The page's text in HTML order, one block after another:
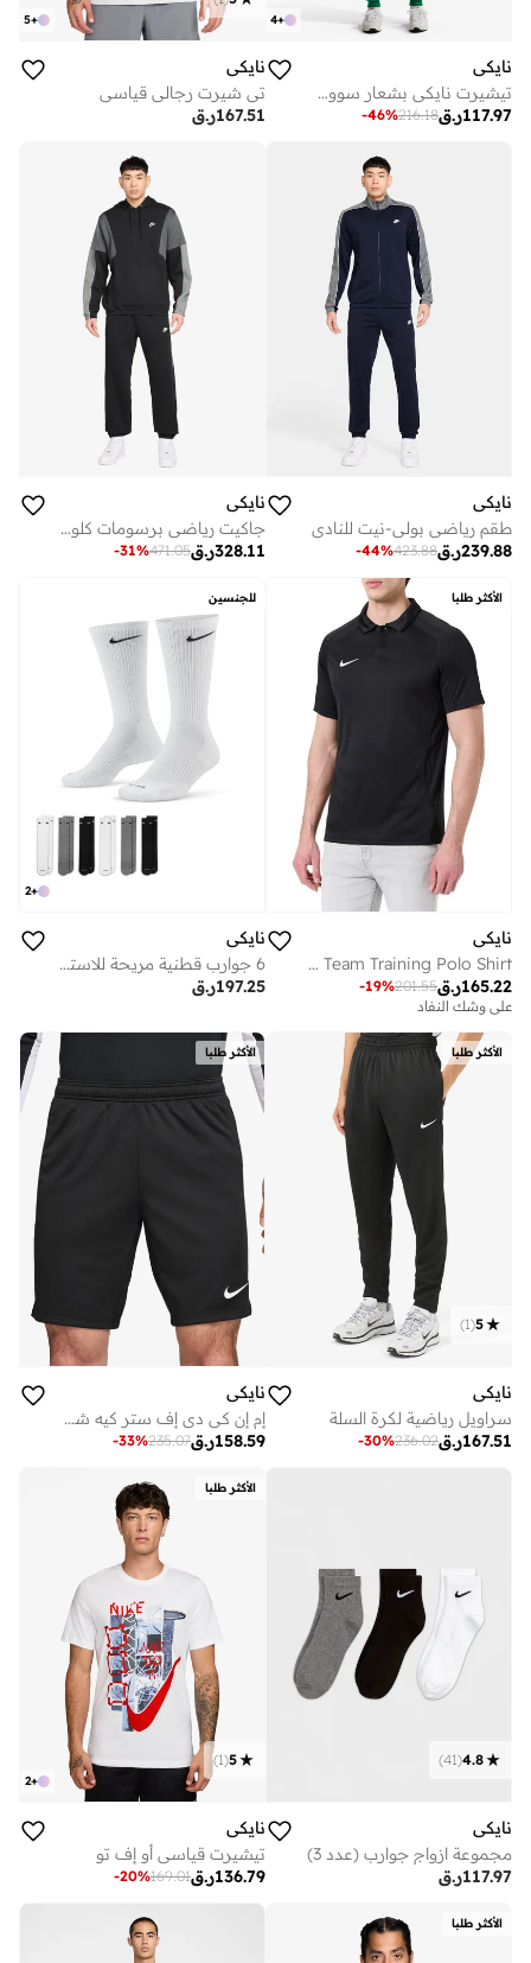
+
4
نايكي
تيشيرت نايكي بشعار سووش فضفاض
ر.ق117.97
216.18
-46%
+
5
نايكي
تي شيرت رجالي قياسي
ر.ق167.51
نايكي
طقم رياضي بولي-نيت للنادي
ر.ق239.88
423.88
-44%
نايكي
جاكيت رياضي برسومات كلوب فليس
ر.ق328.11
471.05
-31%
الأكثر طلبا
نايكي
Nike Team Training Polo Shirt
ر.ق165.22
201.55
-19%
على وشك النفاد
للجنسين
+
2
نايكي
6 جوارب قطنية مريحة للاستخدام اليومي
ر.ق197.25
الأكثر طلبا
5
(
1
)
نايكي
سراويل رياضية لكرة السلة
ر.ق167.51
236.02
-30%
الأكثر طلبا
نايكي
إم إن كي دي إف ستر كيه شورت كيه زد
ر.ق158.59
235.07
-33%
4.8
(
41
)
نايكي
مجموعة ازواج جوارب (عدد 3)
ر.ق117.97
الأكثر طلبا
+
2
5
(
1
)
نايكي
تيشيرت قياسي أو إف تو
ر.ق136.79
169.01
-20%
الأكثر طلبا